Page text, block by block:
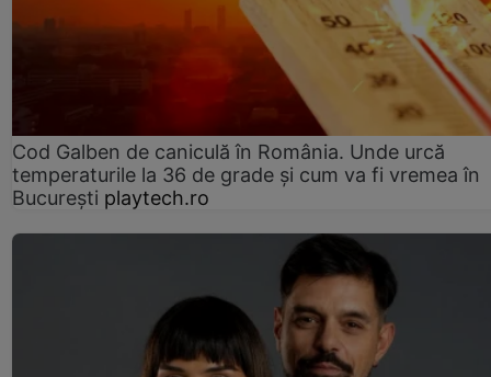
Cod Galben de caniculă în România. Unde urcă
temperaturile la 36 de grade și cum va fi vremea în
București playtech.ro